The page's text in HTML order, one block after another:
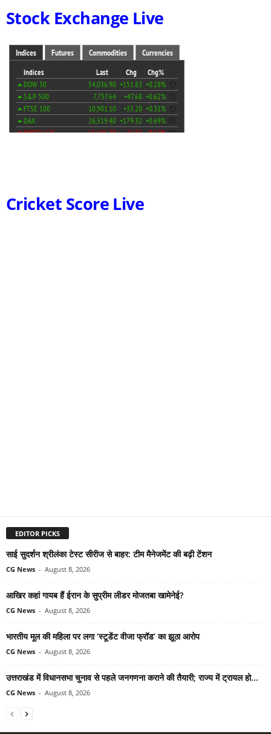
Stock Exchange Live
Cricket Score Live
EDITOR PICKS
साई सुदर्शन श्रीलंका टेस्ट सीरीज से बाहर: टीम मैनेजमेंट की बढ़ी टेंशन
CG News - August 8, 2026
आखिर कहां गायब हैं ईरान के सुप्रीम लीडर मोजतबा खामेनेई?
CG News - August 8, 2026
भारतीय मूल की महिला पर लगा ‘स्टूडेंट वीजा फ्रॉड’ का झूठा आरोप
CG News - August 8, 2026
उत्तराखंड में विधानसभा चुनाव से पहले जनगणना कराने की तैयारी; राज्य में ट्रायल हो...
CG News - August 8, 2026